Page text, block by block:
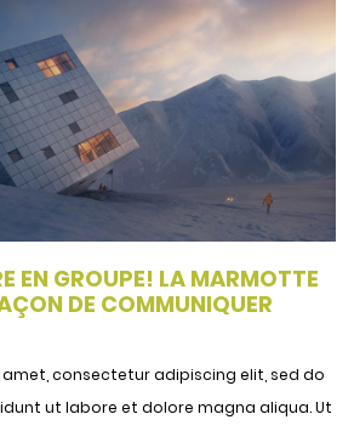
EN GROUPE! LA MARMOTTE
DE COMMUNIQUER
consectetur adipiscing elit, sed do
ut labore et dolore magna aliqua. Ut